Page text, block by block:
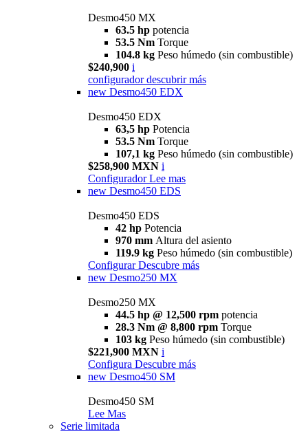
Desmo450 MX
63.5 hp potencia
53.5 Nm Torque
104.8 kg Peso húmedo (sin combustible)
$240,900 i
configurador descubrir más
new Desmo450 EDX
Desmo450 EDX
63,5 hp Potencia
53.5 Nm Torque
107,1 kg Peso húmedo (sin combustible)
$258,900 MXN i
Configurador Lee mas
new Desmo450 EDS
Desmo450 EDS
42 hp Potencia
970 mm Altura del asiento
119.9 kg Peso húmedo (sin combustible)
Configurar Descubre más
new Desmo250 MX
Desmo250 MX
44.5 hp @ 12,500 rpm potencia
28.3 Nm @ 8,800 rpm Torque
103 kg Peso húmedo (sin combustible)
$221,900 MXN i
Configura Descubre más
new Desmo450 SM
Desmo450 SM
Lee Mas
Serie limitada